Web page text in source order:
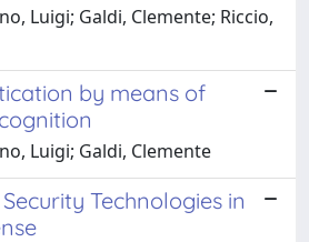
Luigi; Galdi, Clemente; Riccio,
by means of
Luigi; Galdi, Clemente
Technologies in